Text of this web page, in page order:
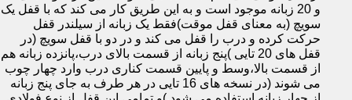
و 20 زبانه موجود است و به این طریق کار می کند که با قفل یک
سویچ (به معنای قفل موقت)فقط یک زبانه از سیلندر قفل
حرکت کرده و درب را قفل می کند و در دو با قفل سویچ (در
قفل های 20 تایی )پنج زبانه از قسمت بالای درب،پانزده زبانه هم
از قسمت بالا،وسط و پایین قسمت کناری درب وارد چهار چوب
می شوند (در نسخه های 16 تایی در هر طرف به جای پنج زبانه